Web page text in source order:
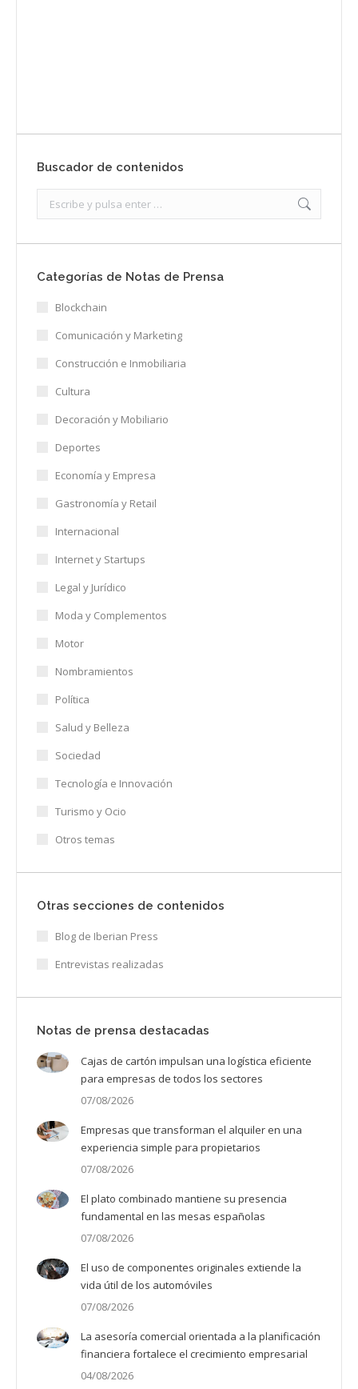
Buscador de contenidos
Categorías de Notas de Prensa
Blockchain
Comunicación y Marketing
Construcción e Inmobiliaria
Cultura
Decoración y Mobiliario
Deportes
Economía y Empresa
Gastronomía y Retail
Internacional
Internet y Startups
Legal y Jurídico
Moda y Complementos
Motor
Nombramientos
Política
Salud y Belleza
Sociedad
Tecnología e Innovación
Turismo y Ocio
Otros temas
Otras secciones de contenidos
Blog de Iberian Press
Entrevistas realizadas
Notas de prensa destacadas
Cajas de cartón impulsan una logística eficiente
para empresas de todos los sectores
07/08/2026
Empresas que transforman el alquiler en una
experiencia simple para propietarios
07/08/2026
El plato combinado mantiene su presencia
fundamental en las mesas españolas
07/08/2026
El uso de componentes originales extiende la
vida útil de los automóviles
07/08/2026
La asesoría comercial orientada a la planificación
financiera fortalece el crecimiento empresarial
04/08/2026